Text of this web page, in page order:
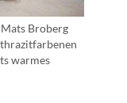
Broberg
warmes